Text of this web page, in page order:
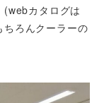
カタログは
ろんクーラーの